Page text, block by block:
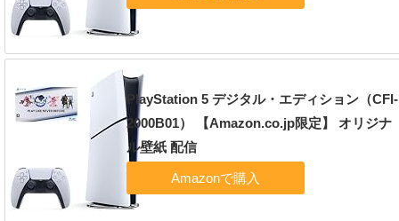
PlayStation 5 デジタル・エディション（CFI-
2000B01） 【Amazon.co.jp限定】 オリジナ
ル壁紙 配信